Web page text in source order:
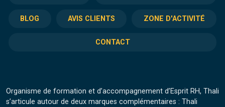
BLOG AVIS CLIENTS ZONE D'ACTIVITÉ
CONTACT
Organisme de formation et d’accompagnement d’Esprit RH, Thali
s’articule autour de deux marques complémentaires : Thali